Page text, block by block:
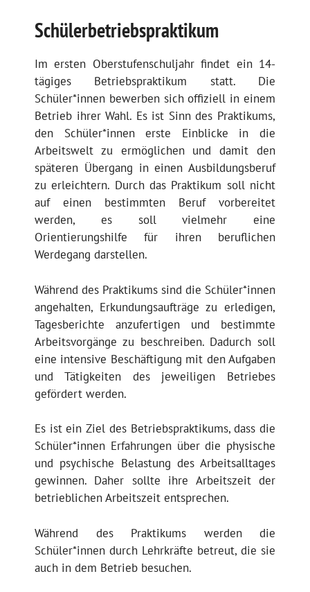
Schülerbetriebspraktikum
Im ersten Oberstufenschuljahr findet ein 14-
tägiges Betriebspraktikum statt. Die
Schüler*innen bewerben sich offiziell in einem
Betrieb ihrer Wahl. Es ist Sinn des Praktikums,
den Schüler*innen erste Einblicke in die
Arbeitswelt zu ermöglichen und damit den
späteren Übergang in einen Ausbildungsberuf
zu erleichtern. Durch das Praktikum soll nicht
auf einen bestimmten Beruf vorbereitet
werden, es soll vielmehr eine
Orientierungshilfe für ihren beruflichen
Werdegang darstellen.
Während des Praktikums sind die Schüler*innen
angehalten, Erkundungsaufträge zu erledigen,
Tagesberichte anzufertigen und bestimmte
Arbeitsvorgänge zu beschreiben. Dadurch soll
eine intensive Beschäftigung mit den Aufgaben
und Tätigkeiten des jeweiligen Betriebes
gefördert werden.
Es ist ein Ziel des Betriebspraktikums, dass die
Schüler*innen Erfahrungen über die physische
und psychische Belastung des Arbeitsalltages
gewinnen. Daher sollte ihre Arbeitszeit der
betrieblichen Arbeitszeit entsprechen.
Während des Praktikums werden die
Schüler*innen durch Lehrkräfte betreut, die sie
auch in dem Betrieb besuchen.